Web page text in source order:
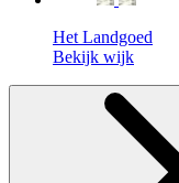
Het Landgoed
Bekijk wijk